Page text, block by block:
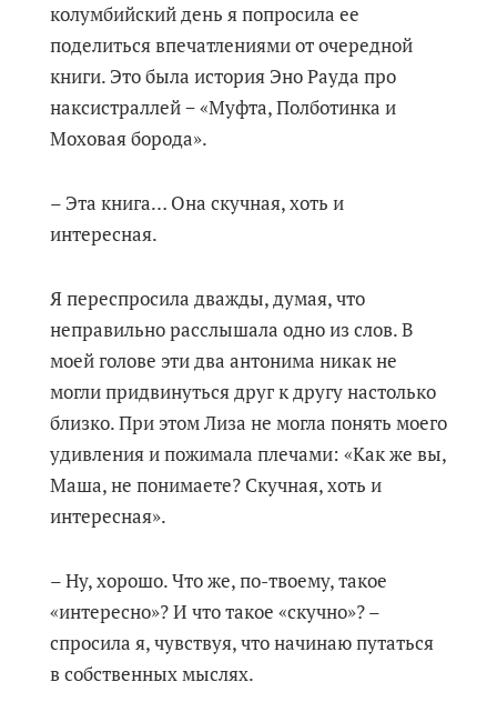
колумбийский день я попросила ее
поделиться впечатлениями от очередной
книги. Это была история Эно Рауда про
наксистраллей − «Муфта, Полботинка и
Моховая борода».
– Эта книга… Она скучная, хоть и
интересная.
Я переспросила дважды, думая, что
неправильно расслышала одно из слов. В
моей голове эти два антонима никак не
могли придвинуться друг к другу настолько
близко. При этом Лиза не могла понять моего
удивления и пожимала плечами: «Как же вы,
Маша, не понимаете? Скучная, хоть и
интересная».
– Ну, хорошо. Что же, по-твоему, такое
«интересно»? И что такое «скучно»? –
спросила я, чувствуя, что начинаю путаться
в собственных мыслях.